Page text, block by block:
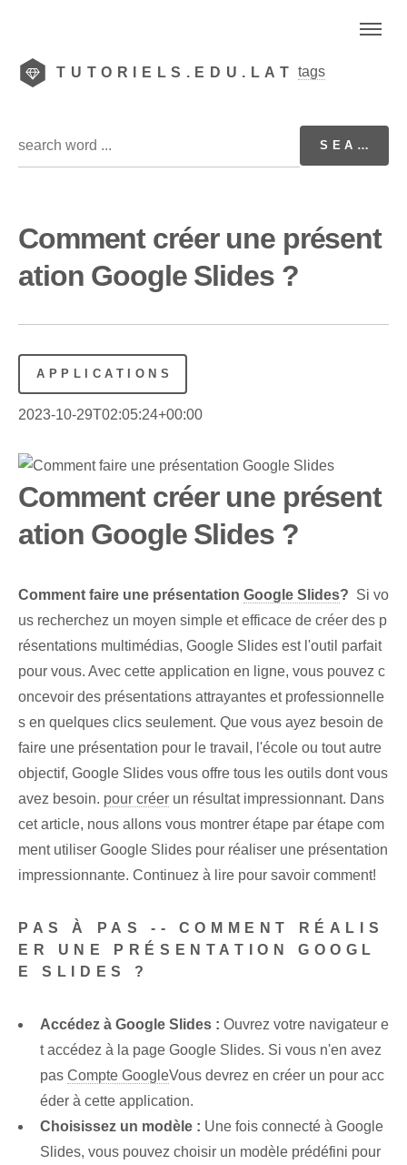
TUTORIELS.EDU.LAT tags
Comment créer une présent
ation Google Slides ?
APPLICATIONS
2023-10-29T02:05:24+00:00
Comment créer une présent
ation Google Slides ?
Comment faire une ⁤présentation Google Slides? ⁢ Si vo
us recherchez un moyen simple et efficace de créer des p
résentations multimédias, Google Slides est l'outil parfait
pour vous. Avec cette application en ligne, vous pouvez c
oncevoir des présentations attrayantes et professionnelle
s en quelques clics seulement. Que vous ayez besoin de
faire une présentation pour le travail, l'école ou tout autre
objectif, Google Slides vous offre tous les outils dont vous
avez besoin. pour créer ⁣un résultat impressionnant. Dans
cet article, nous allons vous montrer étape par étape com
ment utiliser Google Slides pour réaliser une présentation
impressionnante. Continuez à lire pour savoir comment!
PAS À PAS -- COMMENT RÉALIS
ER UNE PRÉSENTATION GOOGL
E SLIDES ?
Accédez à Google Slides : Ouvrez votre navigateur e
t accédez à la page Google Slides. Si vous n'en avez
pas Compte GoogleVous devrez en créer un pour acc
éder à cette application.
Choisissez un ⁢modèle : Une fois connecté à Google
Slides, vous pouvez choisir un modèle prédéfini pour